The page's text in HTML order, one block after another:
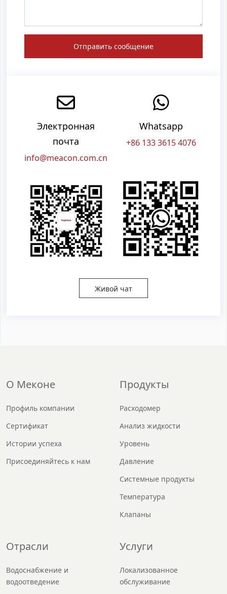
Отправить сообщение
Электронная
почта
info@meacon.com.cn
Whatsapp
+86 133 3615 4076
Живой чат
О Меконе
Профиль компании
Сертификат
Истории успеха
Присоединяйтесь к нам
Продукты
Расходомер
Анализ жидкости
Уровень
Давление
Системные продукты
Температура
Клапаны
Отрасли
Водоснабжение и
водоотведение
Услуги
Локализованное
обслуживание